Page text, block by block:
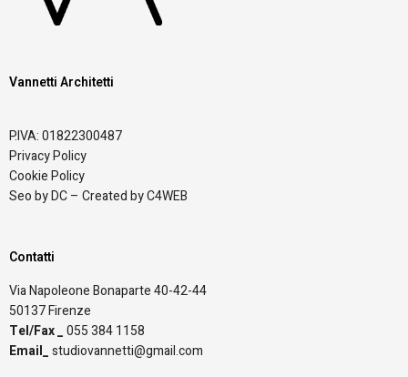
Vannetti Architetti
P.IVA: 01822300487
Privacy Policy
Cookie Policy
Seo by DC – Created by C4WEB
Contatti
Via Napoleone Bonaparte 40-42-44
50137 Firenze
Tel/Fax _055 384 1158
Email_studiovannetti@gmail.com